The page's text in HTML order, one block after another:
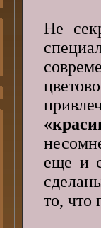
Не
еще и
то, что